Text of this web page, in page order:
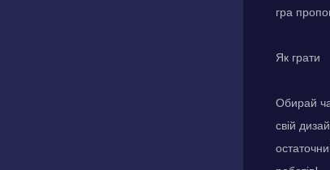
гра
Як грати
Обирай
свій